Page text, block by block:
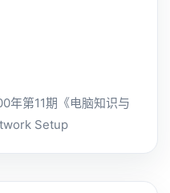
年第11期《电脑知识与
Setup